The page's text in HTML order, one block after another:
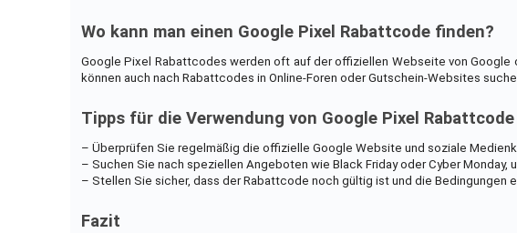
Wo kann man einen Google Pixel Rabattcode finden?
Google Pixel Rabattcodes werden oft auf der offiziellen Webseite von
können auch nach Rabattcodes in Online-Foren oder Gutschein-Websites
Tipps für die Verwendung von Google Pixel Rabattcode
– Überprüfen Sie regelmäßig die offizielle Google Website und soziale
– Suchen Sie nach speziellen Angeboten wie Black Friday oder Cyber Monday,
– Stellen Sie sicher, dass der Rabattcode noch gültig ist und die Bedingungen
Fazit